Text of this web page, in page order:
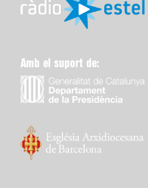
Amb el suport de: